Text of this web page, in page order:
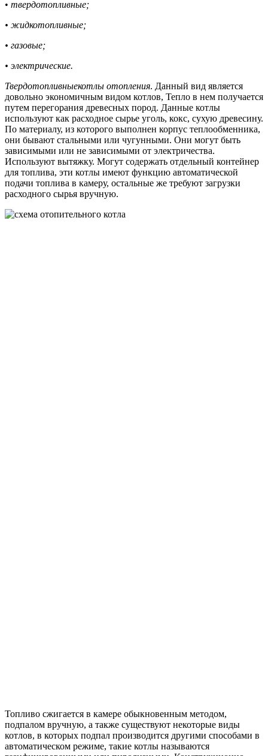
• твердотопливные;
• жидкотопливные;
• газовые;
• электрические.
Твердотопливныекотлы отопления. Данный вид является
довольно экономичным видом котлов, Тепло в нем получается
путем перегорания древесных пород. Данные котлы
используют как расходное сырье уголь, кокс, сухую древесину.
По материалу, из которого выполнен корпус теплообменника,
они бывают стальными или чугунными. Они могут быть
зависимыми или не зависимыми от электричества.
Используют вытяжку. Могут содержать отдельный контейнер
для топлива, эти котлы имеют функцию автоматической
подачи топлива в камеру, остальные же требуют загрузки
расходного сырья вручную.
Топливо сжигается в камере обыкновенным методом,
подпалом вручную, а также существуют некоторые виды
котлов, в которых подпал производится другими способами в
автоматическом режиме, такие котлы называются